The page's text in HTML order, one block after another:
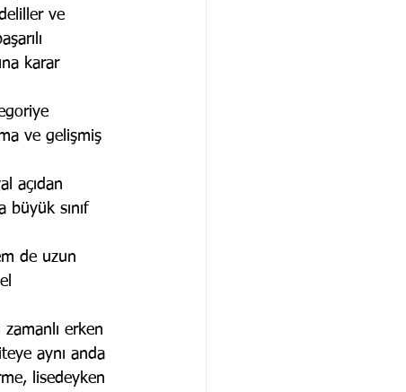
ve
karar
ve gelişmiş
açıdan
büyük sınıf
de uzun
erken
aynı anda
lisedeyken